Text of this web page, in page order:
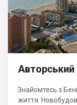
Авторський
Знайомтесь з
життя.